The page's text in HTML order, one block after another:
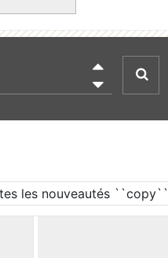

les nouveautés ``copy``